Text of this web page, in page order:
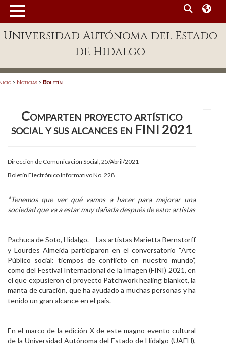
Enlaces
Patronato
Publicaciones en línea
Acreditación Internacional
Alumnado
Personal
Alumni
Visitantes
Universidad Autónoma del Estado
de Hidalgo
> Noticias > Boletín
Comparten proyecto artístico
social y sus alcances en FINI 2021
Dirección de Comunicación Social, 25/Abril/2021
Boletín Electrónico Informativo No. 228
*Tenemos que ver qué vamos a hacer para mejorar una
sociedad que va a estar muy dañada después de esto: artistas
Pachuca de Soto, Hidalgo. – Las artistas Marietta Bernstorff
y Lourdes Almeida participaron en el conversatorio “Arte
Público social: tiempos de conflicto en nuestro mundo”,
como del Festival Internacional de la Imagen (FINI) 2021, en
el que expusieron el proyecto Patchwork healing blanket, la
manta de curación, que ha ayudado a muchas personas y ha
tenido un gran alcance en el país.
En el marco de la edición X de este magno evento cultural
de la Universidad Autónoma del Estado de Hidalgo (UAEH),